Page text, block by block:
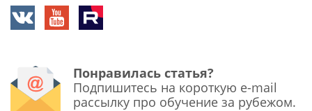
Понравилась статья?
Подпишитесь на короткую e-mail
рассылку про обучение за рубежом.